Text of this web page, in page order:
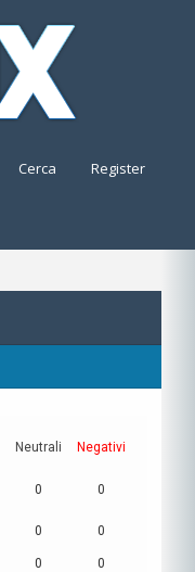
Cerca Register
Neutrali Negativi
0 0
0 0
0 0